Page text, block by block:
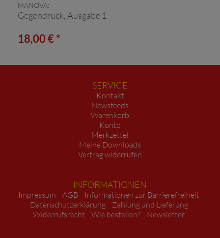
MANOVA:
Gegendruck, Ausgabe 1
18,00 € *
SERVICE
Kontakt
Newsfeeds
Warenkorb
Konto
Merkzettel
Meine Downloads
Vertrag widerrufen
INFORMATIONEN
Impressum AGB
Informationen zur Barrierefreiheit
Datenschutzerklärung
Zahlung und Lieferung
Widerrufsrecht
Wie bestellen? Newsletter